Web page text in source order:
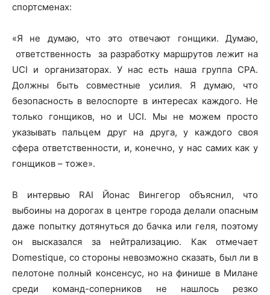
спортсменах:
«Я не думаю, что это отвечают гонщики. Думаю,
ответственность за разработку маршрутов лежит на
UCI и организаторах. У нас есть наша группа CPA.
Должны быть совместные усилия. Я думаю, что
безопасность в велоспорте в интересах каждого. Не
только гонщиков, но и UCI. Мы не можем просто
указывать пальцем друг на друга, у каждого своя
сфера ответственности, и, конечно, у нас самих как у
гонщиков – тоже».
В интервью RAI Йонас Вингегор объяснил, что
выбоины на дорогах в центре города делали опасным
даже попытку дотянуться до бачка или геля, поэтому
он высказался за нейтрализацию. Как отмечает
Domestique, со стороны невозможно сказать, был ли в
пелотоне полный консенсус, но на финише в Милане
среди команд-соперников не нашлось резко